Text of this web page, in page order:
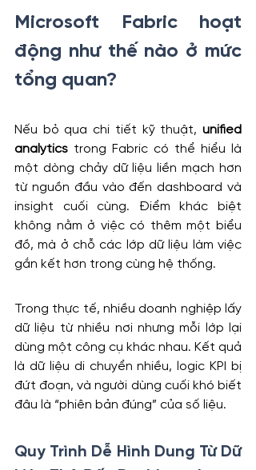
Microsoft Fabric hoạt
động như thế nào ở mức
tổng quan?
Nếu bỏ qua chi tiết kỹ thuật, unified
analytics trong Fabric có thể hiểu là
một dòng chảy dữ liệu liền mạch hơn
từ nguồn đầu vào đến dashboard và
insight cuối cùng. Điểm khác biệt
không nằm ở việc có thêm một biểu
đồ, mà ở chỗ các lớp dữ liệu làm việc
gắn kết hơn trong cùng hệ thống.
Trong thực tế, nhiều doanh nghiệp lấy
dữ liệu từ nhiều nơi nhưng mỗi lớp lại
dùng một công cụ khác nhau. Kết quả
là dữ liệu di chuyển nhiều, logic KPI bị
đứt đoạn, và người dùng cuối khó biết
đâu là “phiên bản đúng” của số liệu.
Quy Trình Dễ Hình Dung Từ Dữ